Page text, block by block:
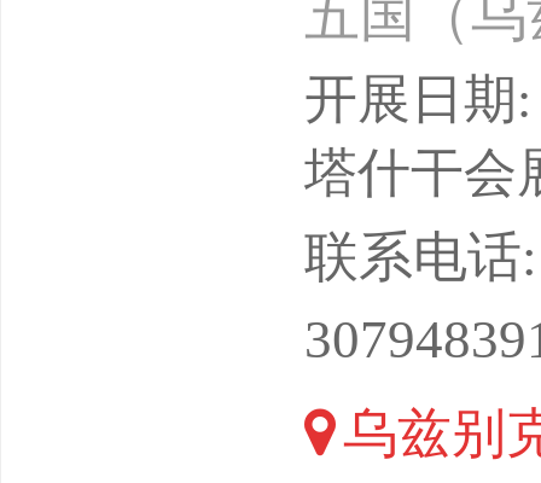
五国（
会，定档
心，中
业大展
单位：
部、能
工商会
开展日期
塔什干会
联系电话
乌兹别